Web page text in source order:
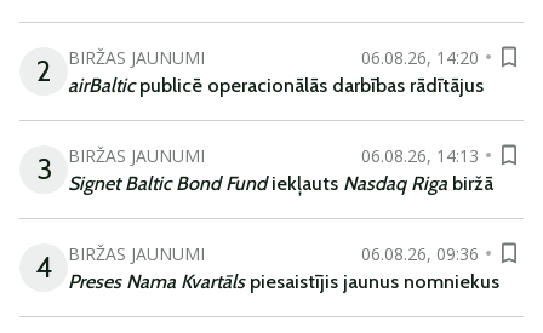
2 BIRŽAS JAUNUMI
06.08.26, 14:20
airBalticpublicē operacionālās darbības rādītājus
3 BIRŽAS JAUNUMI
06.08.26, 14:13
Signet Baltic Bond Fundiekļauts Nasdaq Riga biržā
4 BIRŽAS JAUNUMI
06.08.26, 09:36
Preses Nama Kvartāls piesaistījis jaunus nomniekus